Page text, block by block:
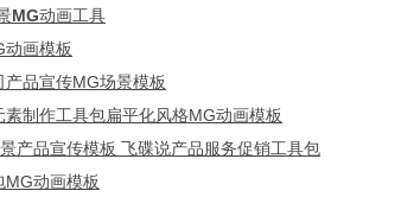
MG动画工具
画模板
品宣传MG场景模板
制作工具包扁平化风格MG动画模板
产品宣传模板 飞碟说产品服务促销工具包
动画模板